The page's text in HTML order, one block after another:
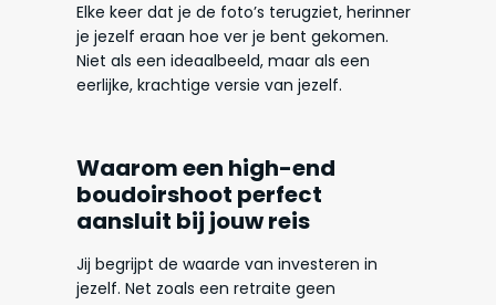
Elke keer dat je de foto’s terugziet, herinner
je jezelf eraan hoe ver je bent gekomen.
Niet als een ideaalbeeld, maar als een
eerlijke, krachtige versie van jezelf.
Waarom een high-end
boudoirshoot perfect
aansluit bij jouw reis
Jij begrijpt de waarde van investeren in
jezelf. Net zoals een retraite geen